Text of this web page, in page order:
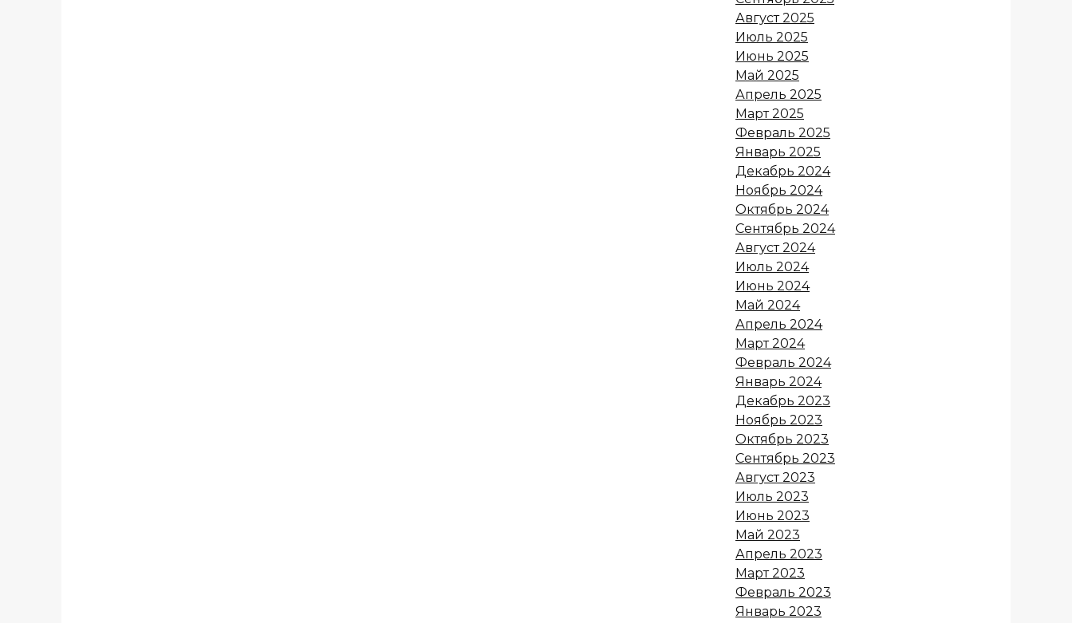
Август 2025
Июль 2025
Июнь 2025
Май 2025
Апрель 2025
Март 2025
Февраль 2025
Январь 2025
Декабрь 2024
Ноябрь 2024
Октябрь 2024
Сентябрь 2024
Август 2024
Июль 2024
Июнь 2024
Май 2024
Апрель 2024
Март 2024
Февраль 2024
Январь 2024
Декабрь 2023
Ноябрь 2023
Октябрь 2023
Сентябрь 2023
Август 2023
Июль 2023
Июнь 2023
Май 2023
Апрель 2023
Март 2023
Февраль 2023
Январь 2023